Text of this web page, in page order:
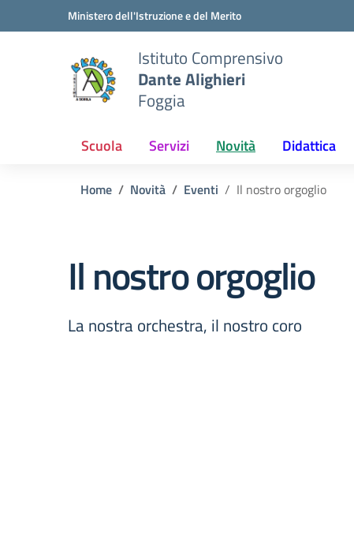
Vai ai contenuti
Vai al menu di navigazioneMinistero dell'Istruzione e del Merito
Istituto Comprensivo
Dante Alighieri
Foggia
Scuola Servizi Novità Didattica
Home Novità Eventi Il nostro orgoglio
Il nostro orgoglio
La nostra orchestra, il nostro coro